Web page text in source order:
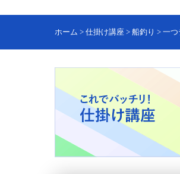
ホーム > 仕掛け講座 > 船釣り > 一つ